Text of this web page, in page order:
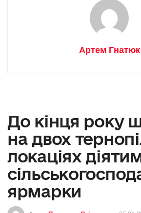
Артем Гнатюк
До кінця року
на двох
локаціях
ярмарки